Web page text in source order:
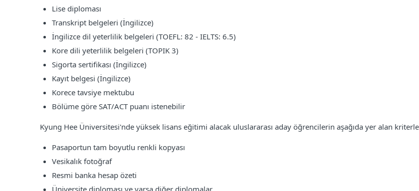
Lise diploması
Transkript belgeleri (İngilizce)
İngilizce dil yeterlilik belgeleri (TOEFL: 82 - IELTS: 6.5)
Kore dili yeterlilik belgeleri (TOPIK 3)
Sigorta sertifikası (İngilizce)
Kayıt belgesi (İngilizce)
Korece tavsiye mektubu
Bölüme göre SAT/ACT puanı istenebilir
Kyung Hee Üniversitesi'nde yüksek lisans eğitimi alacak uluslararası aday öğrencilerin aşağıda yer alan
Pasaportun tam boyutlu renkli kopyası
Vesikalık fotoğraf
Resmi banka hesap özeti
Üniversite diploması ve varsa diğer diplomalar